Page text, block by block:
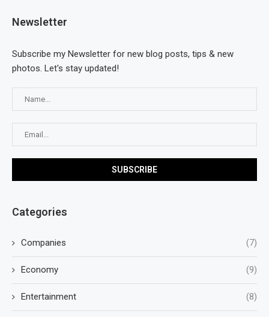
Newsletter
Subscribe my Newsletter for new blog posts, tips & new
photos. Let's stay updated!
Categories
Companies (7)
Economy (9)
Entertainment (8)